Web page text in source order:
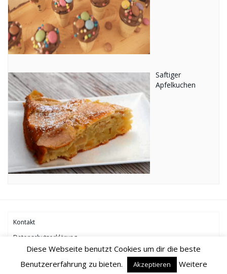
Saftiger
Apfelkuchen
Kontakt
Datenschutzerklärung
Diese Webseite benutzt Cookies um dir die beste
Benutzererfahrung zu bieten.
Akzeptieren
Weitere